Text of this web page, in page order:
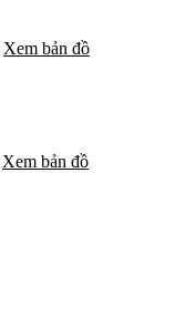
Xem bản đồ
Xem bản đồ